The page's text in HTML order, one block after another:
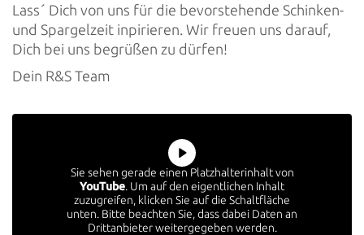
Lass´ Dich von uns für die bevorstehende Schinken-
und Spargelzeit inpirieren. Wir freuen uns darauf,
Dich bei uns begrüßen zu dürfen!
Dein R&S Team
Sie sehen gerade einen Platzhalterinhalt von
YouTube. Um auf den eigentlichen Inhalt
zuzugreifen, klicken Sie auf die Schaltfläche
unten. Bitte beachten Sie, dass dabei Daten an
Drittanbieter weitergegeben werden.